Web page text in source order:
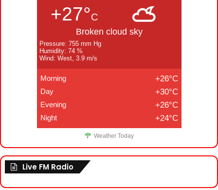
+27°C
Broken cloud sky
Pressure: 755 mm Hg
Humidity: 74 %
Wind: West, 3.9 m/s
Morning +26°C
Day +30°C
Evening +26°C
Night +24°C
Weather Today
Live FM Radio